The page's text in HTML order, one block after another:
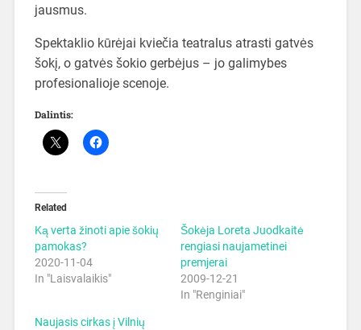
jausmus.
Spektaklio kūrėjai kviečia teatralus atrasti gatvės
šokį, o gatvės šokio gerbėjus – jo galimybes
profesionalioje scenoje.
Dalintis:
Related
Ką verta žinoti apie šokių
pamokas?
2020-11-04
In "Laisvalaikis"
Šokėja Loreta Juodkaitė
rengiasi naujametinei
premjerai
2009-12-21
In "Renginiai"
Naujasis cirkas į Vilnių